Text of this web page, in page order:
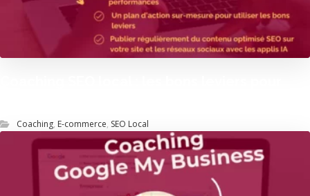
Coaching, E-commerce, SEO Local